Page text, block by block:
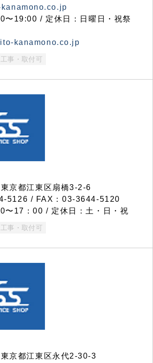
〜19:00 / 定休日：日曜日・祝祭
kanamono.co.jp
工事・取付可
京都江東区扇橋3-2-6
5126 / FAX：03-3644-5120
〜17：00 / 定休日：土・日・祝
工事・取付可
京都江東区永代2-30-3